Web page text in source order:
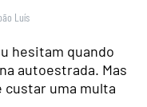
Luís
hesitam quando
autoestrada. Mas
custar uma multa